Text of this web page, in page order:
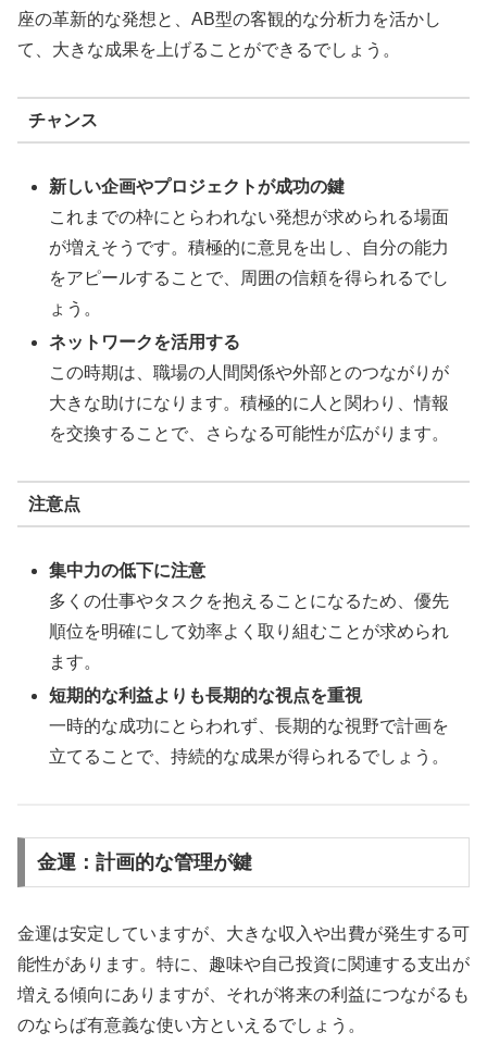
座の革新的な発想と、AB型の客観的な分析力を活かし
て、大きな成果を上げることができるでしょう。
チャンス
新しい企画やプロジェクトが成功の鍵
これまでの枠にとらわれない発想が求められる場面
が増えそうです。積極的に意見を出し、自分の能力
をアピールすることで、周囲の信頼を得られるでし
ょう。
ネットワークを活用する
この時期は、職場の人間関係や外部とのつながりが
大きな助けになります。積極的に人と関わり、情報
を交換することで、さらなる可能性が広がります。
注意点
集中力の低下に注意
多くの仕事やタスクを抱えることになるため、優先
順位を明確にして効率よく取り組むことが求められ
ます。
短期的な利益よりも長期的な視点を重視
一時的な成功にとらわれず、長期的な視野で計画を
立てることで、持続的な成果が得られるでしょう。
金運：計画的な管理が鍵
金運は安定していますが、大きな収入や出費が発生する可
能性があります。特に、趣味や自己投資に関連する支出が
増える傾向にありますが、それが将来の利益につながるも
のならば有意義な使い方といえるでしょう。